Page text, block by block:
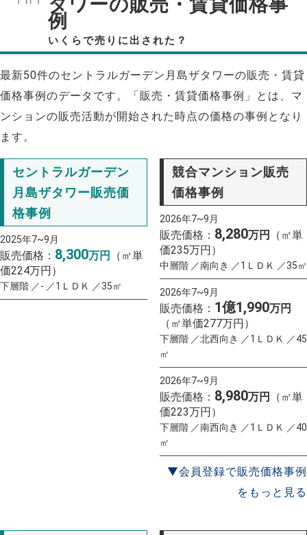
タワーの販売・賃貸価格事
例
いくらで売りに出された？
最新50件のセントラルガーデン月島ザタワーの販売・賃貸
価格事例のデータです。「販売・賃貸価格事例」とは、マ
ンションの販売活動が開始された時点の価格の事例となり
ます。
セントラルガーデン
月島ザタワー販売価
格事例
2025年7~9月
販売価格： 8,300万円
（㎡単
価224万円）
下層階 ／- ／1ＬＤＫ ／35㎡
競合マンション販売
価格事例
2026年7~9月
販売価格： 8,280万円
（㎡単
価235万円）
中層階 ／南向き ／1ＬＤＫ ／35㎡
2026年7~9月
販売価格： 1億1,990万円
（㎡単価277万円）
下層階 ／北西向き ／1ＬＤＫ ／45
㎡
2026年7~9月
販売価格： 8,980万円
（㎡単
価223万円）
下層階 ／南西向き ／1ＬＤＫ ／40
㎡
▼会員登録で販売価格事例
をもっと見る